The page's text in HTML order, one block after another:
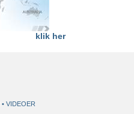
klik her
VIDEOER